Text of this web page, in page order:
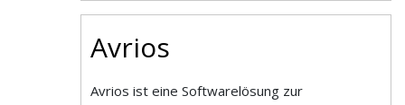
Avrios
Avrios ist eine Softwarelösung zur